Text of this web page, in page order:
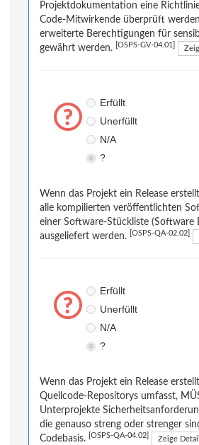
Projektdokumentation eine
Code-Mitwirkende überprüft
erweiterte Berechtigungen für
gewährt werden.
[OSPS-GV-04.01]
Erfüllt
Unerfüllt
N/A
?
Wenn das Projekt ein Release
alle kompilierten veröffentlichten
einer Software-Stückliste (Software
ausgeliefert werden.
[OSPS-QA-02.02]
Erfüllt
Unerfüllt
N/A
?
Wenn das Projekt ein Release
Quellcode-Repositorys umfasst,
Unterprojekte
die genauso streng oder strenger
Codebasis.
[OSPS-QA-04.02] Zeige